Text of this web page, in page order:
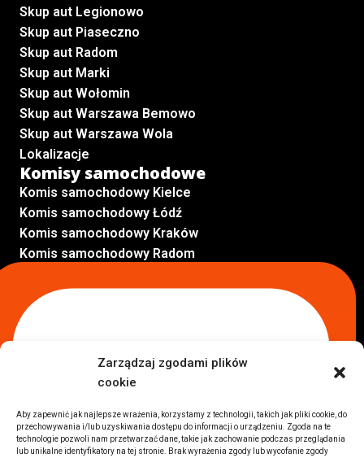
Zarządzaj zgodami plików
cookie
Aby zapewnić jak najlepsze wrażenia, korzystamy z technologii, takich jak pliki cookie, do
przechowywania i/lub uzyskiwania dostępu do informacji o urządzeniu. Zgoda na te
technologie pozwoli nam przetwarzać dane, takie jak zachowanie podczas przeglądania
lub unikalne identyfikatory na tej stronie. Brak wyrażenia zgody lub wycofanie zgody
Skup aut Legionowo
Skup aut Piaseczno
Skup aut Radom
Skup aut Marki
Skup aut Wołomin
Skup aut Warszawa Bemowo
Skup aut Warszawa Wola
Lokalizacje
Komisy samochodowe
Komis samochodowy Kielce
Komis samochodowy Łódź
Komis samochodowy Kraków
Komis samochodowy Radom
Komis samochodowy Opole
Komis samochodowy Lublin
Inne Lokalizacje
Auta z USA Rzeszów
Auta z USA Białystok
Auta z USA Kraków